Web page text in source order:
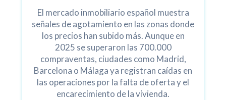
El mercado inmobiliario español muestra
señales de agotamiento en las zonas donde
los precios han subido más. Aunque en
2025 se superaron las 700.000
compraventas, ciudades como Madrid,
Barcelona o Málaga ya registran caídas en
las operaciones por la falta de oferta y el
encarecimiento de la vivienda.